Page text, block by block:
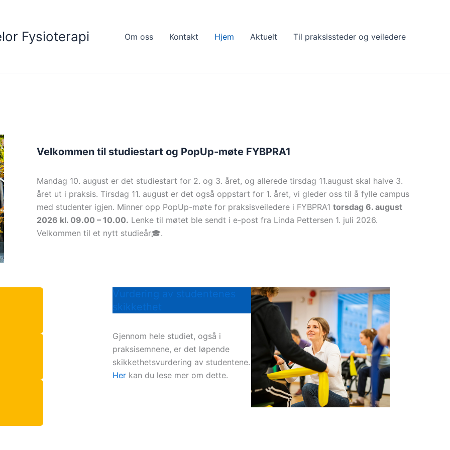
Fysioterapi Om oss Kontakt Hjem Aktuelt Til praksissteder og veiledere
Velkommen til studiestart og PopUp-møte FYBPRA1
Mandag 10. august er det studiestart for 2. og 3. året, og allerede tirsdag 11.august skal halve 3.
året ut i praksis. Tirsdag 11. august er det også oppstart for 1. året, vi gleder oss til å fylle campus
med studenter igjen. Minner opp PopUp-møte for praksisveiledere i FYBPRA1torsdag 6. august
2026 kl. 09.00 – 10.00. Lenke til møtet ble sendt i e-post fra Linda Pettersen 1. juli 2026.
Velkommen til et nytt studieår🎓.
Vurdering av studentenes
skikkethet
Gjennom hele studiet, også i
praksisemnene, er det løpende
skikkethetsvurdering av studentene.
Her kan du lese mer om dette.